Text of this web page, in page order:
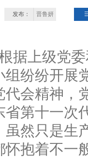
发布： 晋鲁妍
据上级党
组纷纷开展
代会精神，
省第十一次
虽然只是生
怀抱着不一